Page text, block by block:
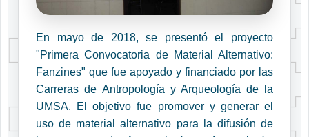
En mayo de 2018, se presentó el proyecto
"Primera Convocatoria de Material Alternativo:
Fanzines" que fue apoyado y financiado por las
Carreras de Antropología y Arqueología de la
UMSA. El objetivo fue promover y generar el
uso de material alternativo para la difusión de